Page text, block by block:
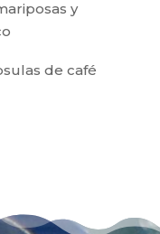
y
de café